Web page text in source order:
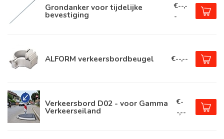
Grondanker voor tijdelijke
bevestiging
€--,-
-
ALFORM verkeersbordbeugel €--,--
Verkeersbord D02 - voor Gamma
Verkeerseiland
€-
-,--